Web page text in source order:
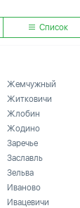
Список
Жемчужный
Житковичи
Жлобин
Жодино
Заречье
Заславль
Зельва
Иваново
Ивацевичи